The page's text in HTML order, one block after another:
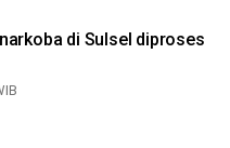
di Sulsel diproses